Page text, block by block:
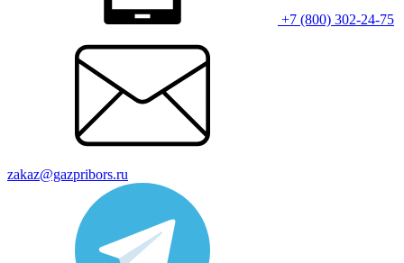
+7 (800) 302-24-75
zakaz@gazpribors.ru